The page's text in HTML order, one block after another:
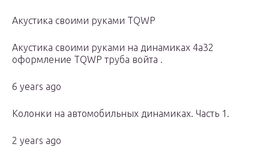
Акустика своими руками TQWP
Акустика своими руками на динамиках 4а32
оформление TQWP труба войта .
6 years ago
Колонки на автомобильных динамиках. Часть 1.
2 years ago